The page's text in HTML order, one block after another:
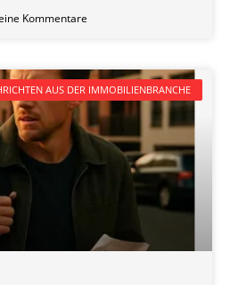
Kommentare
AUS DER IMMOBILIENBRANCHE